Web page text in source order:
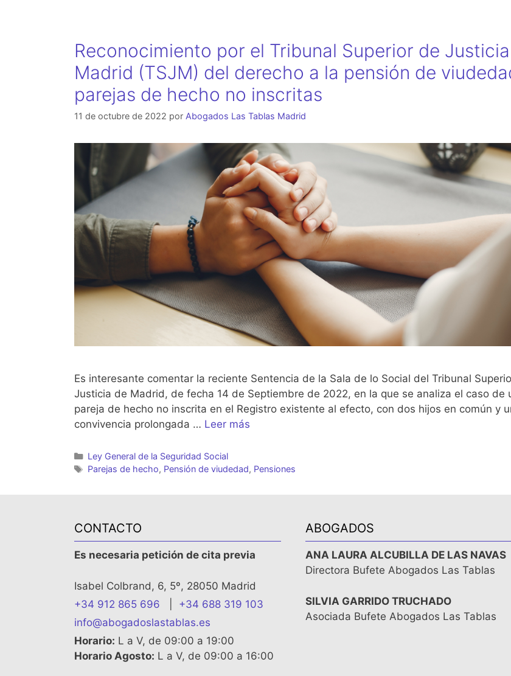
Reconocimiento por el Tribunal Superior de
Madrid (TSJM) del derecho a la pensión de
parejas de hecho no inscritas
11 de octubre de 2022 por Abogados Las Tablas Madrid
Es interesante comentar la reciente Sentencia de la Sala de lo Social del Tribunal
Justicia de Madrid, de fecha 14 de Septiembre de 2022, en la que se analiza el caso de
pareja de hecho no inscrita en el Registro existente al efecto, con dos hijos en común y
convivencia prolongada … Leer más
Categorías
Ley General de la Seguridad Social
Etiquetas
Parejas de hecho, Pensión de viudedad, Pensiones
CONTACTO
Es necesaria petición de cita previa
Isabel Colbrand, 6, 5º, 28050 Madrid
+34 912 865 696
+34 688 319 103
info@abogadoslastablas.es
Horario: L a V, de 09:00 a 19:00
Horario Agosto: L a V, de 09:00 a 16:00
ABOGADOS
ANA LAURA ALCUBILLA DE LAS NAVAS
Directora Bufete Abogados Las Tablas
SILVIA GARRIDO TRUCHADO
Asociada Bufete Abogados Las Tablas